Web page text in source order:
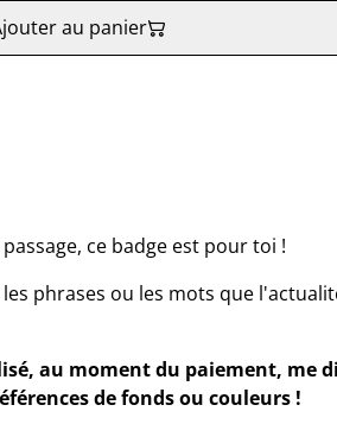
au panier
ce badge est pour toi !
phrases ou les mots que
au moment du paiement, me
de fonds ou couleurs !